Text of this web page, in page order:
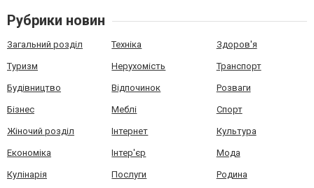
Рубрики новин
Загальний розділ Техніка Здоров'я
Туризм Нерухомість Транспорт
Будівництво Відпочинок Розваги
Бізнес Меблі Спорт
Жіночий розділ Інтернет Культура
Економіка Інтер'єр Мода
Кулінарія Послуги Родина